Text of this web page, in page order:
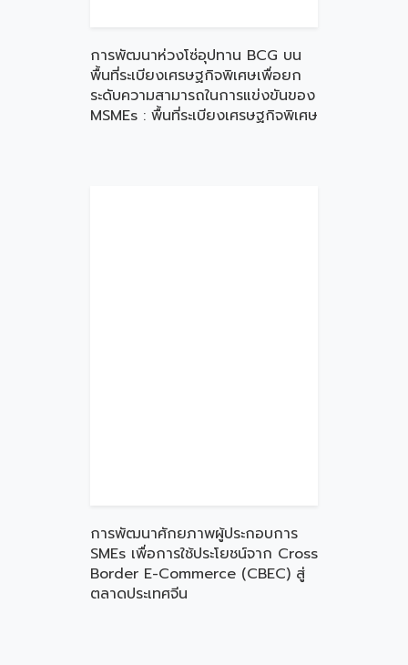
การพัฒนาห่วงโซ่อุปทาน BCG บน
พื้นที่ระเบียงเศรษฐกิจพิเศษเพื่อยก
ระดับความสามารถในการแข่งขันของ
MSMEs : พื้นที่ระเบียงเศรษฐกิจพิเศษ
การพัฒนาศักยภาพผู้ประกอบการ
SMEs เพื่อการใช้ประโยชน์จาก Cross
Border E-Commerce (CBEC) สู่
ตลาดประเทศจีน